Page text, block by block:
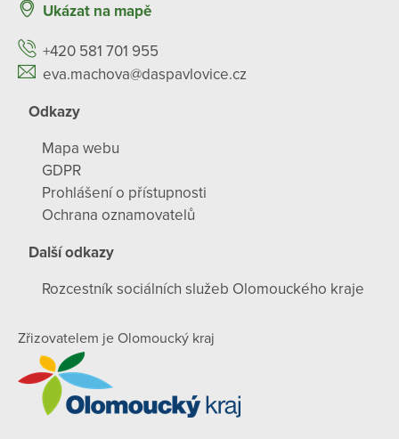
Ukázat na mapě
+420 581 701 955
eva.machova@daspavlovice.cz
Odkazy
Mapa webu
GDPR
Prohlášení o přístupnosti
Ochrana oznamovatelů
Další odkazy
Rozcestník sociálních služeb Olomouckého kraje
Zřizovatelem je Olomoucký kraj